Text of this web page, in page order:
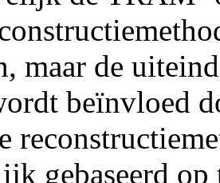
maar de
beïnvloed
gebaseerd